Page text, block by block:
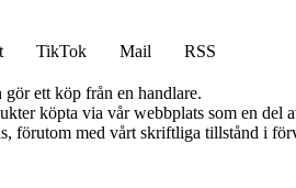
TikTok Mail
RSS
ett köp från en handlare.
köpta via vår webbplats som en del
förutom med vårt skriftliga tillstånd i